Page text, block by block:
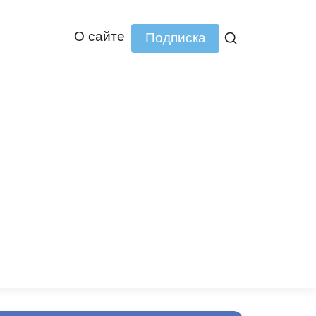
О сайте Подписка